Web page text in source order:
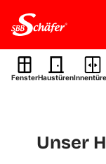
FensterHaustüren
Haustüren
Unser